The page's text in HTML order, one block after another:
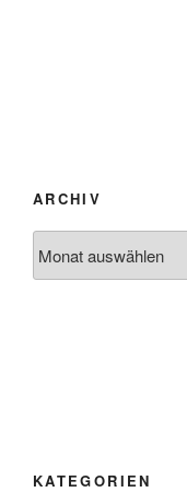
ARCHIV
KATEGORIEN